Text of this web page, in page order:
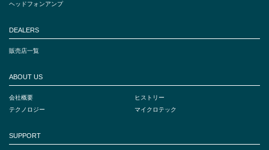
ヘッドフォンアンプ
DEALERS
販売店一覧
ABOUT US
会社概要
ヒストリー
テクノロジー
マイクロテック
SUPPORT